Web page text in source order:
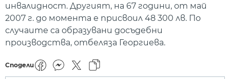
инвалидност. Другият, на 67 години, от май
2007 г. до момента е присвоил 48 300 лв. По
случаите са образувани досъдебни
производства, отбеляза Георгиева.
Сподели